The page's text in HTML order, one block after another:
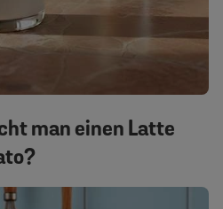
man einen Latte